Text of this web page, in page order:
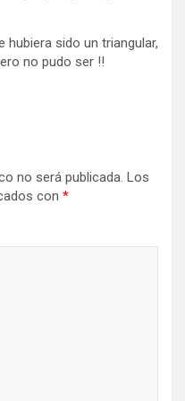
hubiera sido un triangular,
no pudo ser !!
no será publicada. Los
con *